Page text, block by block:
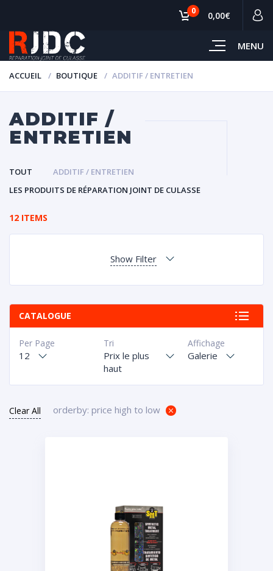
MENU
0 0,00€
ACCUEIL BOUTIQUE ADDITIF / ENTRETIEN
ADDITIF /
ENTRETIEN
TOUT
ADDITIF / ENTRETIEN
LES PRODUITS DE RÉPARATION JOINT DE CULASSE
12 ITEMS
Show Filter
CATALOGUE
Affichage
Galerie
Tri
Prix le plus
haut
Per Page
12
Clear All orderby: price high to low